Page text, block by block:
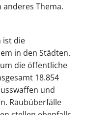
Thema.
ist die
in den Städten.
die öffentliche
18.854
und
Raubüberfälle